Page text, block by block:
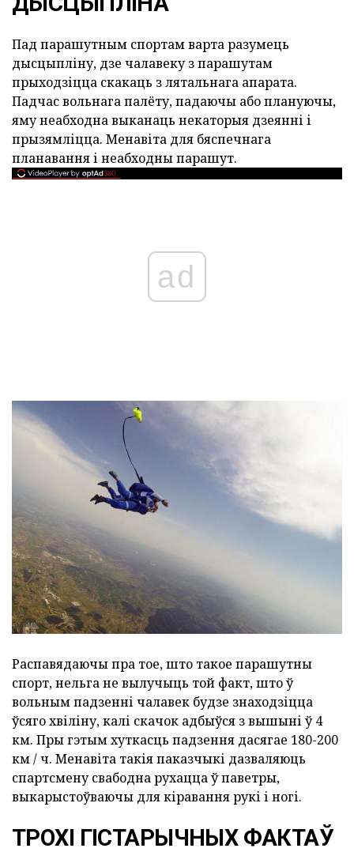
Пад парашутным спортам варта разумець
дысцыпліну, дзе чалавеку з парашутам
прыходзіцца скакаць з лятальнага апарата.
Падчас вольнага палёту, падаючы або плануючы,
яму неабходна выканаць некаторыя дзеянні і
прызямліцца. Менавіта для бяспечнага
планавання і неабходны парашут.
ad
Распавядаючы пра тое, што такое парашутны
спорт, нельга не вылучыць той факт, што ў
вольным падзенні чалавек будзе знаходзіцца
ўсяго хвіліну, калі скачок адбыўся з вышыні ў 4
км. Пры гэтым хуткасць падзення дасягае 180-200
км / ч. Менавіта такія паказчыкі дазваляюць
спартсмену свабодна рухацца ў паветры,
выкарыстоўваючы для кіравання рукі і ногі.
ТРОХІ ГІСТАРЫЧНЫХ ФАКТАЎ